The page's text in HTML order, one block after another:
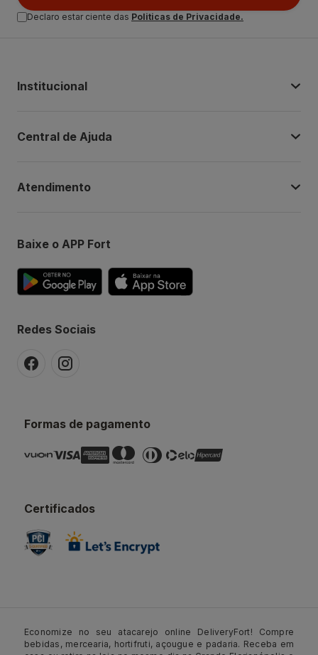
Declaro estar ciente das Politicas de Privacidade.
Institucional
Central de Ajuda
Atendimento
Baixe o APP Fort
Redes Sociais
Formas de pagamento
Certificados
Economize no seu atacarejo online DeliveryFort! Compre
bebidas, mercearia, hortifruti, açougue e padaria. Receba em